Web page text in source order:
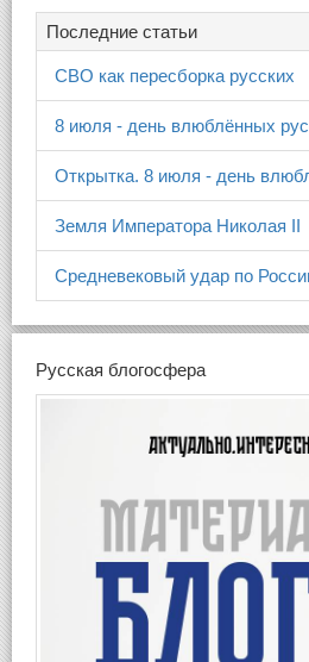
Последние статьи
СВО как пересборка русских
8 июля - день влюблённых
Открытка. 8 июля - день
Земля Императора Николая II
Средневековый удар по
Русская блогосфера